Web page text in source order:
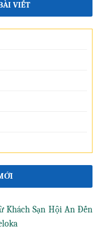
VIẾT
Khách Sạn Hội An Đến